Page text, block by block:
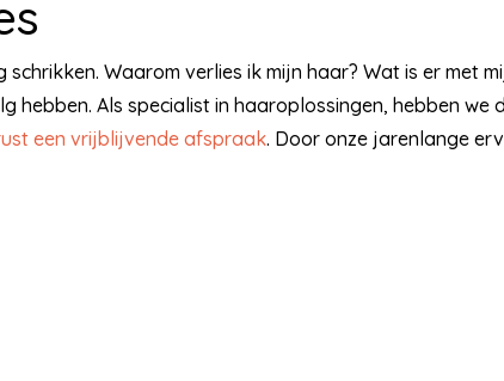
Waarom verlies ik mijn haar? Wat is er met
hebben. Als specialist in haaroplossingen, hebben we
een vrijblijvende afspraak. Door onze jarenlange